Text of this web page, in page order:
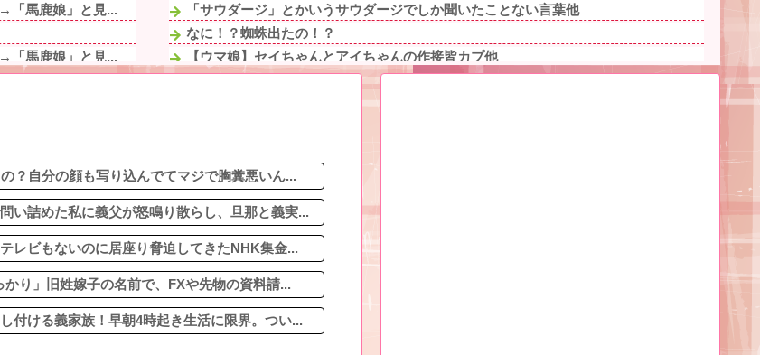
「馬鹿娘」と見...
「馬鹿娘」と見...
脳解いて弁護...
格したの通えな...
れない所作…両...
れ現場が大パニ...
「サウダージ」とかいうサウダージでしか聞いたことない言葉他
なに！？蜘蛛出たの！？
【ウマ娘】セイちゃんとアイちゃんの作接皆カプ他
「ﾀﾋねば保険金出る」と友人を追いつめたモラ旦那＆ウトメ！洗脳解いて弁護...
ワイ「子供2人目欲しいんやが、、、」ヨッメ「金は？育児は？私の仕事は？キ...
？自分の顔も写り込んでてマジで胸糞悪いん...
い詰めた私に義父が怒鳴り散らし、旦那と義実...
レビもないのに居座り脅迫してきたNHK集金...
り」旧姓嫁子の名前で、FXや先物の資料請...
付ける義家族！早朝4時起き生活に限界。つい...